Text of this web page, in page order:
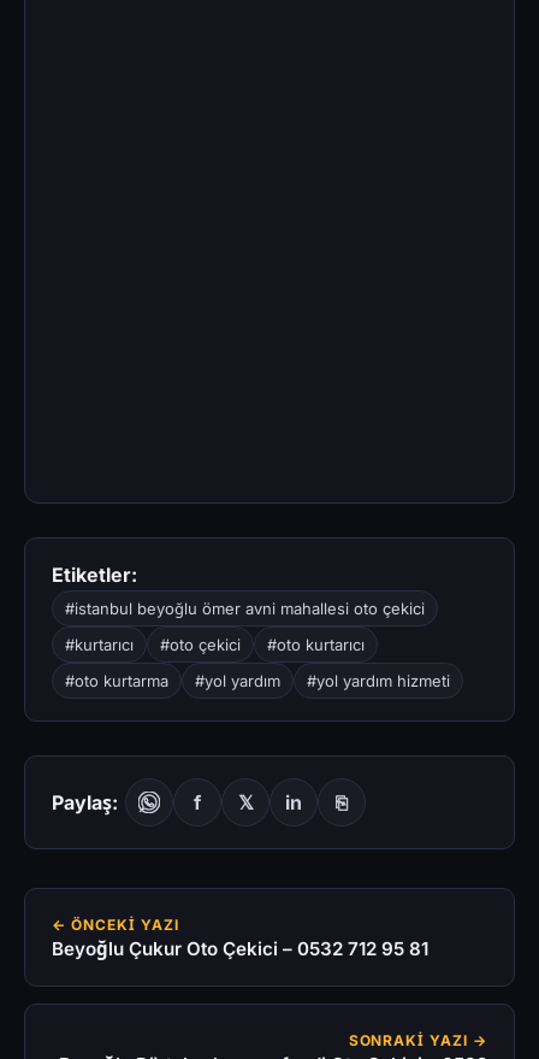
Etiketler:
#istanbul beyoğlu ömer avni mahallesi oto çekici
#kurtarıcı
#oto çekici
#oto kurtarıcı
#oto kurtarma
#yol yardım #yol yardım hizmeti
Paylaş: f 𝕏 in ⎘
← ÖNCEKI YAZI
Beyoğlu Çukur Oto Çekici – 0532 712 95 81
SONRAKI YAZI →